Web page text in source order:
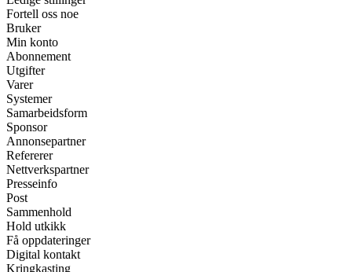
Fortell oss noe
Bruker
Min konto
Abonnement
Utgifter
Varer
Systemer
Samarbeidsform
Sponsor
Annonsepartner
Refererer
Nettverkspartner
Presseinfo
Post
Sammenhold
Hold utkikk
Få oppdateringer
Digital kontakt
Kringkasting